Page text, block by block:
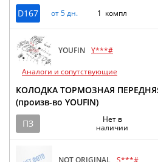
D167 от 5 дн. 1 компл
YOUFIN Y***#
Аналоги и сопутствующие
КОЛОДКА ТОРМОЗНАЯ
(произв-во YOUFIN)
ПЗ
Нет в
наличии
NOT ORIGINAL S***#